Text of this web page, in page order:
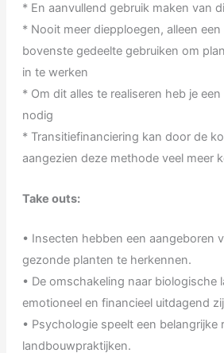
* En aanvullend gebruik maken van
* Nooit meer diepploegen, alleen
bovenste gedeelte gebruiken om
in te werken
* Om dit alles te realiseren heb je
nodig
* Transitiefinanciering kan door de
aangezien deze methode veel meer
Take outs:
• Insecten hebben een aangeboren
gezonde planten te herkennen.
• De omschakeling naar biologische
emotioneel en financieel uitdagend
• Psychologie speelt een belangrijke
landbouwpraktijken.